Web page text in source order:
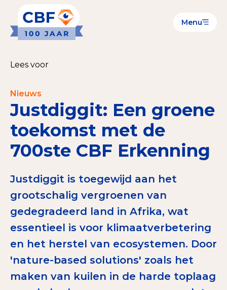
Menu
Goede Doelen
CBF-Erkenning aanvragen
Tarieven CBF-Erkenning
Publiek
Veilig geven met het CBF-keurmerk
Check het CBF-keurmerk van een goed doel
Download de Geef Gerust Checklist
Tips bij doneren: zo geef je veilig
Data & Onderzoek
Lees voor
Nieuws
Justdiggit: Een groene
toekomst met de
700ste CBF Erkenning
Justdiggit is toegewijd aan het
grootschalig vergroenen van
gedegradeerd land in Afrika, wat
essentieel is voor klimaatverbetering
en het herstel van ecosystemen. Door
'nature-based solutions' zoals het
maken van kuilen in de harde toplaag